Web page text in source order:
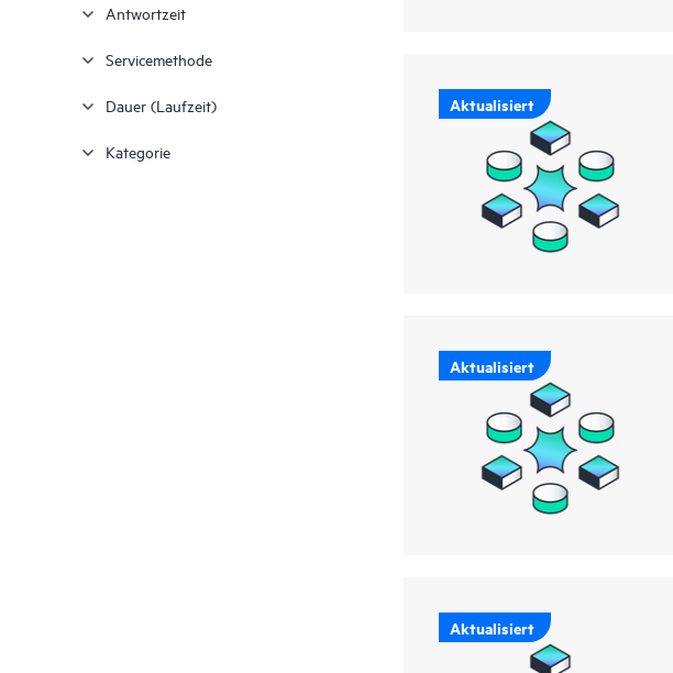
Antwortzeit
Servicemethode
Dauer (Laufzeit)
Kategorie
Aktualisiert
Aktualisiert
Aktualisiert